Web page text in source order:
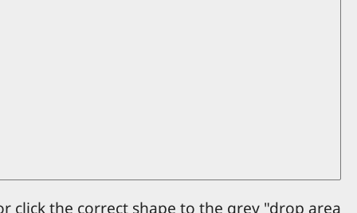
click the correct shape to the grey "drop area".